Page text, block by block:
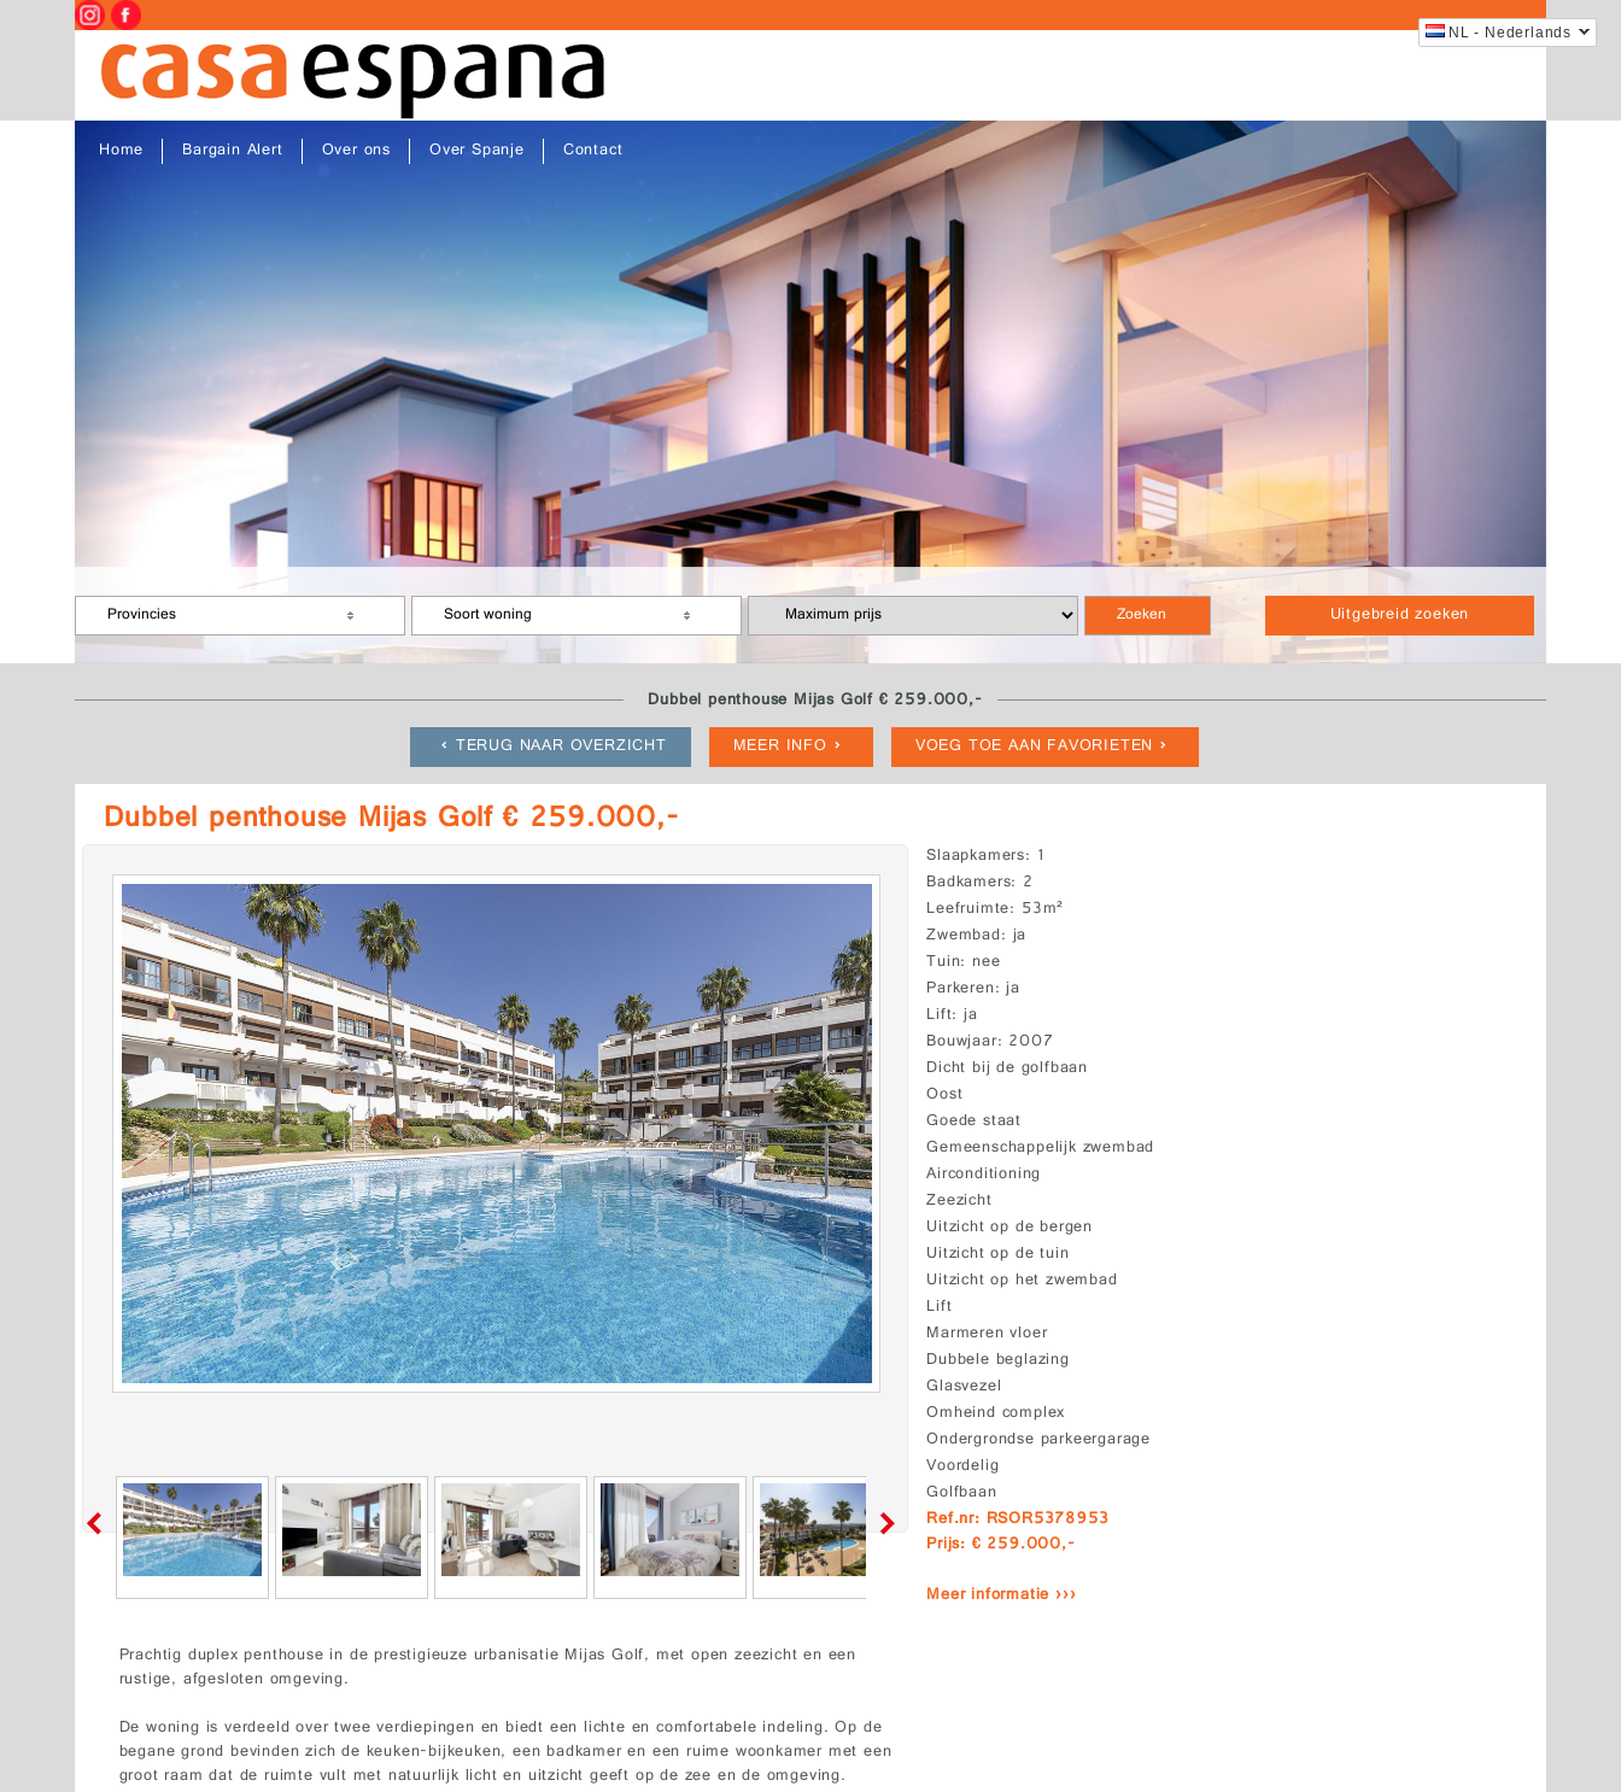
NL - Nederlands
Home Bargain Alert Over ons Over Spanje Contact
Uitgebreid zoeken
Provincies Soort woning
Dubbel penthouse Mijas Golf € 259.000,-
TERUG NAAR OVERZICHT
MEER INFO VOEG TOE AAN FAVORIETEN
Dubbel penthouse Mijas Golf € 259.000,-
Slaapkamers 1
Badkamers 2
Leefruimte 53m²
Zwembad ja
Tuin nee
Parkeren ja
Lift ja
Bouwjaar 2007
Dicht bij de golfbaan
Oost
Goede staat
Gemeenschappelijk zwembad
Airconditioning
Zeezicht
Uitzicht op de bergen
Uitzicht op de tuin
Uitzicht op het zwembad
Lift
Marmeren vloer
Dubbele beglazing
Glasvezel
Omheind complex
Ondergrondse parkeergarage
Voordelig
Golfbaan
Ref.nr: RSOR5378953
Prijs: € 259.000,-
Meer informatie ›››
Prachtig duplex penthouse in de prestigieuze urbanisatie Mijas Golf, met open zeezicht en een
rustige, afgesloten omgeving.
De woning is verdeeld over twee verdiepingen en biedt een lichte en comfortabele indeling. Op de
begane grond bevinden zich de keuken-bijkeuken, een badkamer en een ruime woonkamer met een
groot raam dat de ruimte vult met natuurlijk licht en uitzicht geeft op de zee en de omgeving.